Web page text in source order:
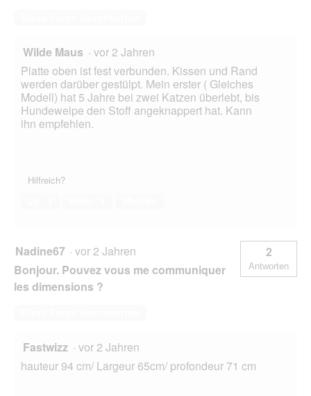
Wilde Maus · vor 2 Jahren
Platte oben ist fest verbunden. Kissen und Rand
werden darüber gestülpt. Mein erster ( Gleiches
Modell) hat 5 Jahre bei zwei Katzen überlebt, bis
Hundewelpe den Stoff angeknappert hat. Kann
ihn empfehlen.
Hilfreich?
Nadine67 · vor 2 Jahren
Bonjour. Pouvez vous me communiquer
les dimensions ?
2
Antworten
Fastwizz · vor 2 Jahren
hauteur 94 cm/ Largeur 65cm/ profondeur 71 cm